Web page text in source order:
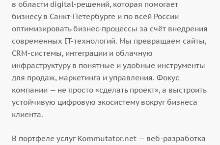
в области digital-решений, которая помогает
бизнесу в Санкт-Петербурге и по всей России
оптимизировать бизнес-процессы за счёт внедрения
современных IT-технологий. Мы превращаем сайты,
CRM-системы, интеграции и облачную
инфраструктуру в понятные и удобные инструменты
для продаж, маркетинга и управления. Фокус
компании — не просто «сделать проект», а выстроить
устойчивую цифровую экосистему вокруг бизнеса
клиента.
В портфеле услуг Kommutator.net — веб-разработка